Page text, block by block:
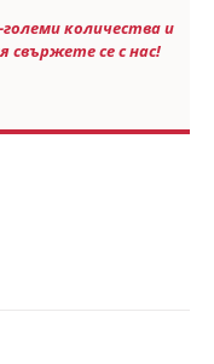
количества и
свържете се с нас!